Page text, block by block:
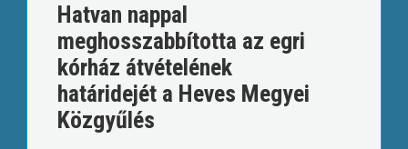
Hatvan nappal
meghosszabbította az egri
kórház átvételének
határidejét a Heves Megyei
Közgyűlés